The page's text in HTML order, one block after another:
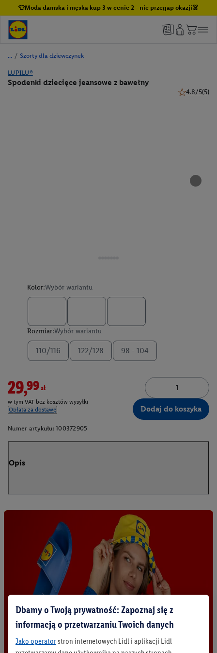
👕Moda damska i męska kup 3 w cenie 2 - nie przegap okazji👗
/ Szorty dla dziewczynek
LUPILU®
Spodenki dziecięce jeansowe z bawełny
4.8/5(5)
Kolor:Wybór wariantu
Rozmiar:Wybór wariantu
110/116 122/128 98 - 104
29,99zł
w tym VAT bez kosztów wysyłki
Opłata za dostawę
Dodaj do koszyka
Numer artykułu: 100372905
Opis
Dbamy o Twoją prywatność: Zapoznaj się z
informacją o przetwarzaniu Twoich danych
Jako operatorstron internetowych Lidl i aplikacji Lidl